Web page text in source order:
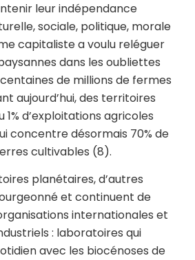
leur indépendance
sociale, politique, morale
capitaliste a voulu reléguer
dans les oubliettes
de millions de fermes
aujourd’hui, des territoires
d’exploitations agricoles
concentre désormais 70% de
cultivables (8).
planétaires, d’autres
et continuent de
internationales et
: laboratoires qui
avec les biocénoses de